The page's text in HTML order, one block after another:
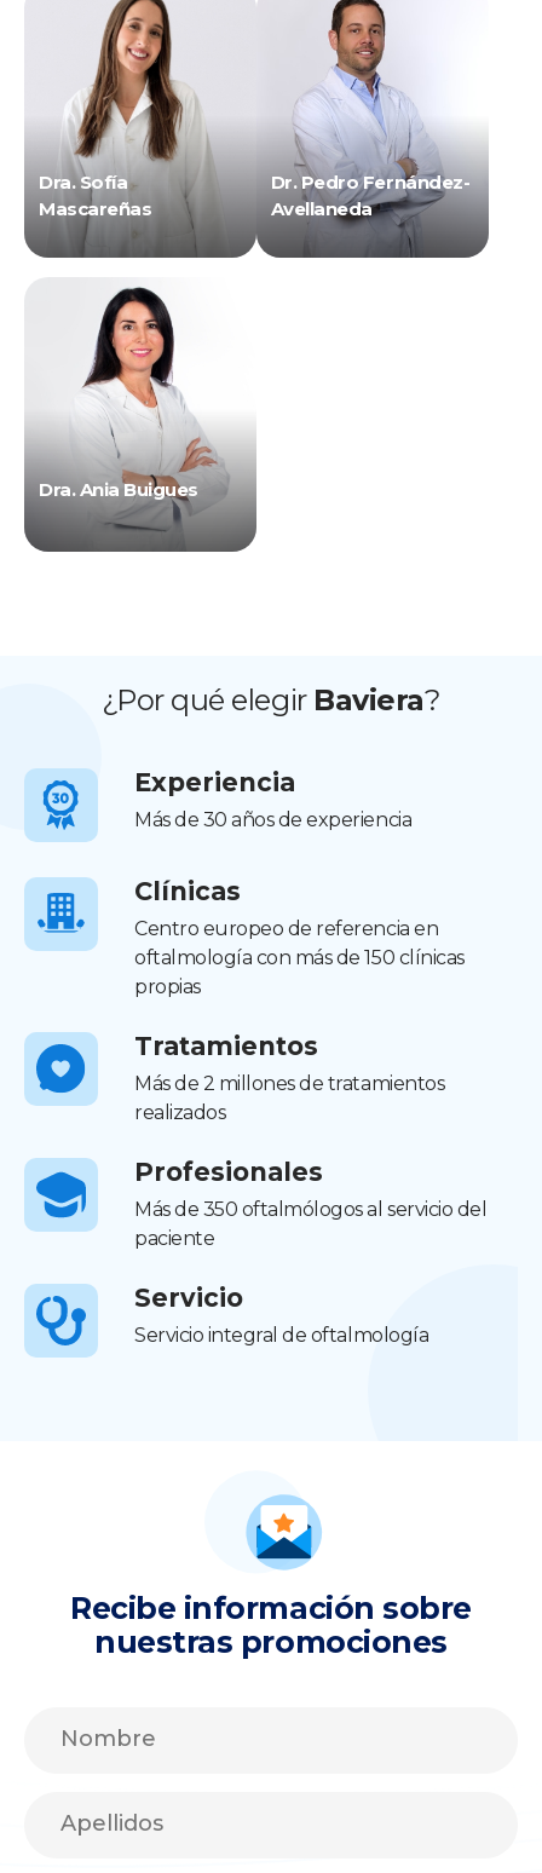
Dra. Sofía
Mascareñas
Dr. Pedro Fernández-
Avellaneda
Dra. Ania Buigues
¿Por qué elegir Baviera?
Experiencia
Más de 30 años de experiencia
Clínicas
Centro europeo de referencia en
oftalmología con más de 150 clínicas
propias
Tratamientos
Más de 2 millones de tratamientos
realizados
Profesionales
Más de 350 oftalmólogos al servicio del
paciente
Servicio
Servicio integral de oftalmología
Recibe información sobre
nuestras promociones